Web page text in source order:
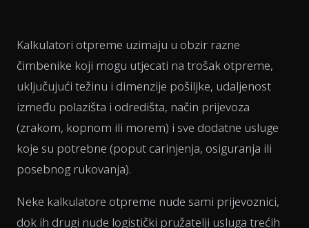
Kalkulatori otpreme uzimaju u obzir razne
čimbenike koji mogu utjecati na trošak otpreme,
uključujući težinu i dimenzije pošiljke, udaljenost
između polazišta i odredišta, način prijevoza
(zrakom, kopnom ili morem) i sve dodatne usluge
koje su potrebne (poput carinjenja, osiguranja ili
posebnog rukovanja).
Neke kalkulatore otpreme nude sami prijevoznici,
dok ih drugi nude logistički pružatelji usluga trećih